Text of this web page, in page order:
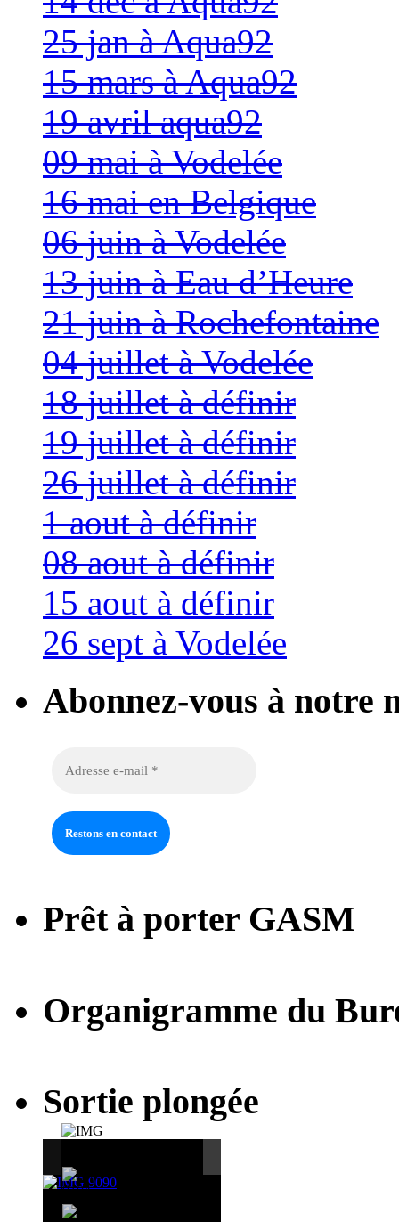
25 jan à Aqua92
15 mars à Aqua92
19 avril aqua92
09 mai à Vodelée
16 mai en Belgique
06 juin à Vodelée
13 juin à Eau d’Heure
21 juin à Rochefontaine
04 juillet à Vodelée
18 juillet à définir
19 juillet à définir
26 juillet à définir
1 aout à définir
08 aout à définir
15 aout à définir
26 sept à Vodelée
Abonnez-vous à notre
Prêt à porter GASM
Organigramme du
Sortie plongée